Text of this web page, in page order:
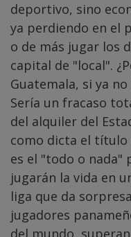
deportivo, sino
ya perdiendo en el
o de más jugar los
capital de "local".
Guatemala, si ya
Sería un fracaso
del alquiler del
como dicta el título
es el "todo o nada"
jugarán la vida en
liga que da
jugadores
del mundo,